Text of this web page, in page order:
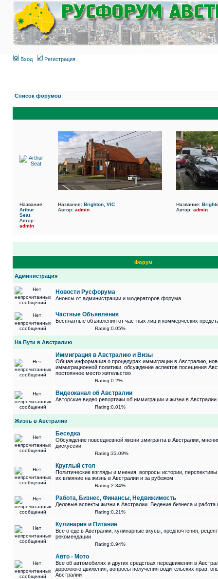
Вход Регистрация
Список форумов
Название:
Arthur
Seat
Автор:
admin
Название: Brighton, VIC
Автор: admin
Название:
Автор: admin
Форум
Администрация
Новости Русфорума
Анонсы от администрации и модераторов форума
Частные Объявления
Бесплатные объявления от частных лиц и коммерческих
Rating:0.05%
На Пути в Австралию
Иммиграция в Австралию и Визы
Общая информация о процедурах иммиграции в Австралию,
иммиграционной политики, обсуждение аспектов посещения
постоянное место жительство
Rating:0.2%
Видеоканал об Австралии
Авторские видео репортажи об иммиграции и жизни в Австралии
Rating:0.01%
Жизнь в Австралии
Беседка
Обсуждение повседневной жизни эмигранта в Австралии,
дискуссии
Rating:33.09%
Круглый стол
Политические взгляды и мнения, вопросы истории,
их влияние на жизнь в Австралии и за рубежом
Rating:2.34%
Работа, Бизнес, Финансы, Недвижимость
Деловые аспекты жизни в Австралии. Ведение бизнеса и работа
Rating:0.21%
Кулинария и Питание
Все о еде в Австралии, кулинарные вкусы, предпочтения,
рекомендации
Rating:0.94%
Авто - Мото
Все об автомобилях и других средствах передвижения в
дорожного движения, вопросы получения водительских прав,
Австралии